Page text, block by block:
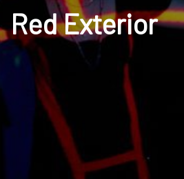
Red Exterior